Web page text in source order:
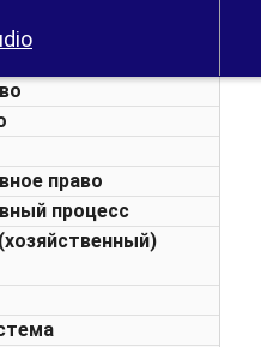
право
процесс